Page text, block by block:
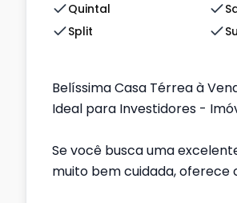
Quintal
Split
Belíssima Casa Térrea à
Ideal para Investidores -
Se você busca uma
muito bem cuidada, oferece